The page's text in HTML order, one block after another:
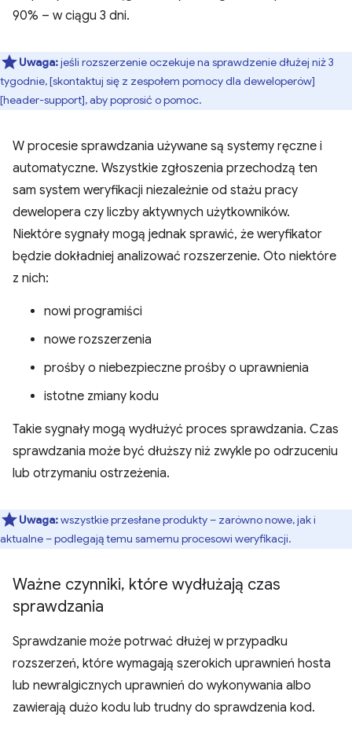
90% – w ciągu 3 dni.
Uwaga:jeśli rozszerzenie oczekuje na sprawdzenie dłużej niż 3
tygodnie, [skontaktuj się z zespołem pomocy dla deweloperów]
[header-support], aby poprosić o pomoc.
W procesie sprawdzania używane są systemy ręczne i
automatyczne. Wszystkie zgłoszenia przechodzą ten
sam system weryfikacji niezależnie od stażu pracy
dewelopera czy liczby aktywnych użytkowników.
Niektóre sygnały mogą jednak sprawić, że weryfikator
będzie dokładniej analizować rozszerzenie. Oto niektóre
z nich:
nowi programiści
nowe rozszerzenia
prośby o niebezpieczne prośby o uprawnienia
istotne zmiany kodu
Takie sygnały mogą wydłużyć proces sprawdzania. Czas
sprawdzania może być dłuższy niż zwykle po odrzuceniu
lub otrzymaniu ostrzeżenia.
Uwaga:wszystkie przesłane produkty – zarówno nowe, jak i
aktualne – podlegają temu samemu procesowi weryfikacji.
Ważne czynniki, które wydłużają czas
sprawdzania
Sprawdzanie może potrwać dłużej w przypadku
rozszerzeń, które wymagają szerokich uprawnień hosta
lub newralgicznych uprawnień do wykonywania albo
zawierają dużo kodu lub trudny do sprawdzenia kod.